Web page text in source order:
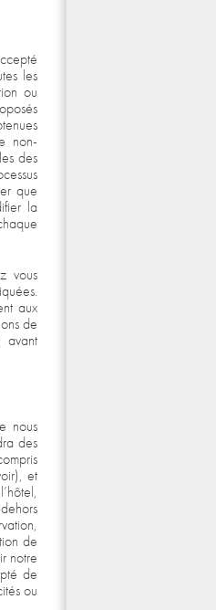
les
ou
non-
des
que
la
vous
aux
de
avant
nous
des
et
de
notre
de
ou